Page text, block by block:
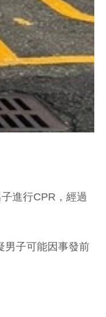
進行CPR，經過
男子可能因事發前